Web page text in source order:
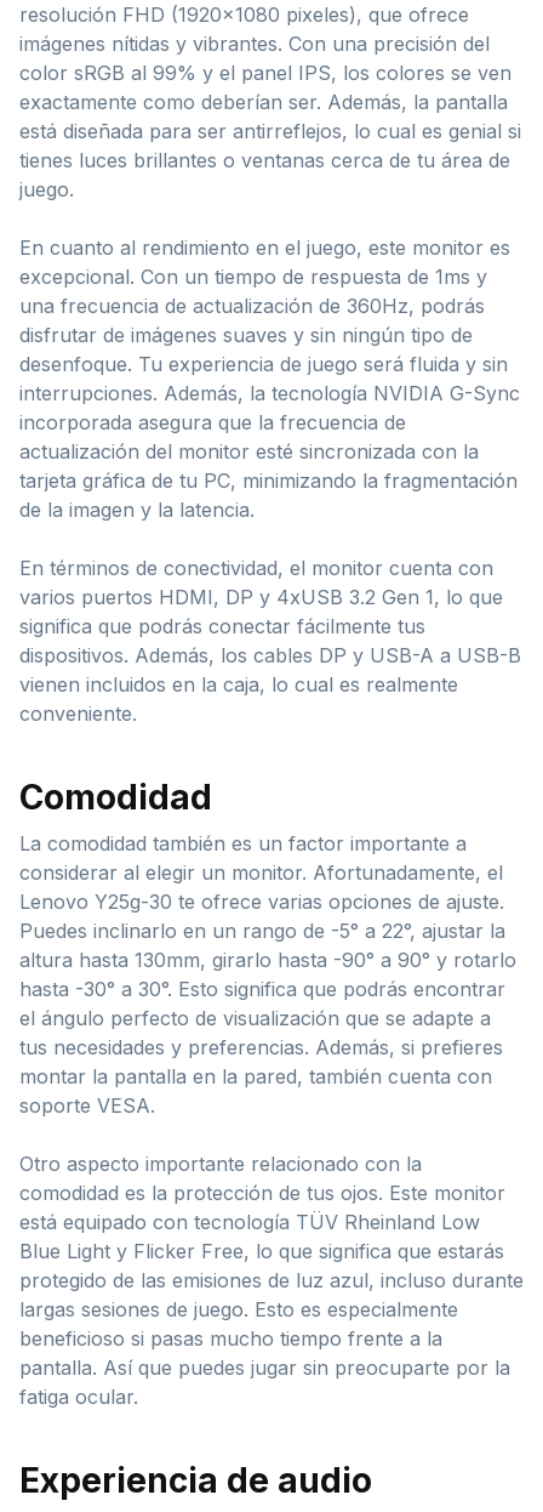
resolución FHD (1920×1080 pixeles), que ofrece
imágenes nítidas y vibrantes. Con una precisión del
color sRGB al 99% y el panel IPS, los colores se ven
exactamente como deberían ser. Además, la pantalla
está diseñada para ser antirreflejos, lo cual es genial si
tienes luces brillantes o ventanas cerca de tu área de
juego.
En cuanto al rendimiento en el juego, este monitor es
excepcional. Con un tiempo de respuesta de 1ms y
una frecuencia de actualización de 360Hz, podrás
disfrutar de imágenes suaves y sin ningún tipo de
desenfoque. Tu experiencia de juego será fluida y sin
interrupciones. Además, la tecnología NVIDIA G-Sync
incorporada asegura que la frecuencia de
actualización del monitor esté sincronizada con la
tarjeta gráfica de tu PC, minimizando la fragmentación
de la imagen y la latencia.
En términos de conectividad, el monitor cuenta con
varios puertos HDMI, DP y 4xUSB 3.2 Gen 1, lo que
significa que podrás conectar fácilmente tus
dispositivos. Además, los cables DP y USB-A a USB-B
vienen incluidos en la caja, lo cual es realmente
conveniente.
Comodidad
La comodidad también es un factor importante a
considerar al elegir un monitor. Afortunadamente, el
Lenovo Y25g-30 te ofrece varias opciones de ajuste.
Puedes inclinarlo en un rango de -5° a 22°, ajustar la
altura hasta 130mm, girarlo hasta -90° a 90° y rotarlo
hasta -30° a 30°. Esto significa que podrás encontrar
el ángulo perfecto de visualización que se adapte a
tus necesidades y preferencias. Además, si prefieres
montar la pantalla en la pared, también cuenta con
soporte VESA.
Otro aspecto importante relacionado con la
comodidad es la protección de tus ojos. Este monitor
está equipado con tecnología TÜV Rheinland Low
Blue Light y Flicker Free, lo que significa que estarás
protegido de las emisiones de luz azul, incluso durante
largas sesiones de juego. Esto es especialmente
beneficioso si pasas mucho tiempo frente a la
pantalla. Así que puedes jugar sin preocuparte por la
fatiga ocular.
Experiencia de audio